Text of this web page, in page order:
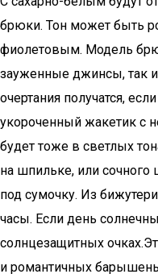
брюки. Тон может быть
фиолетовым. Модель
зауженные джинсы, так
очертания получатся,
укороченный жакетик с
будет тоже в светлых
на шпильке, или сочного
под сумочку. Из
часы. Если день
солнцезащитных
и романтичных